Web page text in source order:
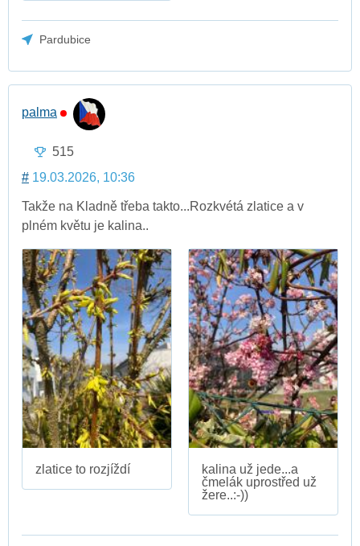
Pardubice
palma
515
# 19.03.2026, 10:36
Takže na Kladně třeba takto...Rozkvétá zlatice a v
plném květu je kalina..
zlatice to rozjíždí
kalina už jede...a
čmelák uprostřed už
žere..:-))